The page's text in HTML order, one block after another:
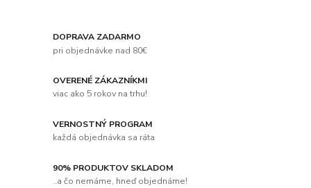
DOPRAVA ZADARMO
pri objednávke nad 80€
OVERENÉ ZÁKAZNÍKMI
viac ako 5 rokov na trhu!
VERNOSTNÝ PROGRAM
každá objednávka sa ráta
90% PRODUKTOV SKLADOM
..a čo nemáme, hneď objednáme!